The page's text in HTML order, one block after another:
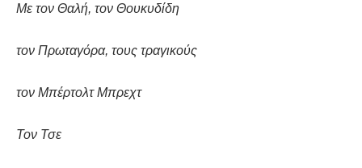
Με τον Θαλή, τον Θουκυδίδη
τον Πρωταγόρα, τους τραγικούς
τον Μπέρτολτ Μπρεχτ
Τον Τσε